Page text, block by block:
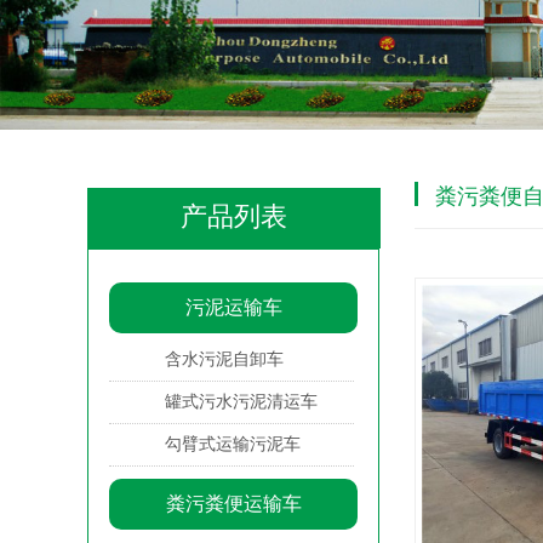
产品列表
污泥运输车
含水污泥自卸车
罐式污水污泥清运车
勾臂式运输污泥车
粪污粪便运输车
粪污粪便